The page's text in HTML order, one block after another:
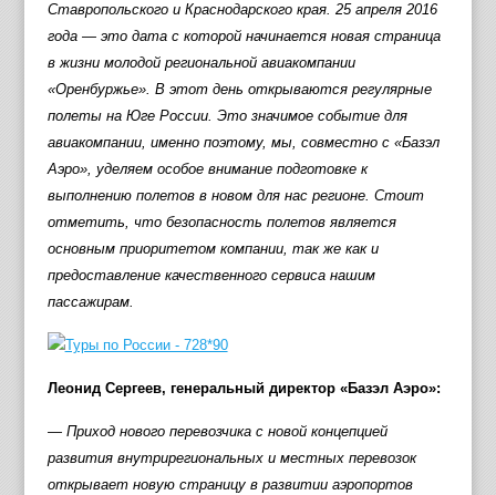
Ставропольского и Краснодарского края. 25 апреля 2016
года — это дата с которой начинается новая страница
в жизни молодой региональной авиакомпании
«Оренбуржье». В этот день открываются регулярные
полеты на Юге России. Это значимое событие для
авиакомпании, именно поэтому, мы, совместно с «Базэл
Аэро», уделяем особое внимание подготовке к
выполнению полетов в новом для нас регионе. Стоит
отметить, что безопасность полетов является
основным приоритетом компании, так же как и
предоставление качественного сервиса нашим
пассажирам.
Леонид Сергеев, генеральный директор «Базэл Аэро»:
— Приход нового перевозчика с новой концепцией
развития внутрирегиональных и местных перевозок
открывает новую страницу в развитии аэропортов